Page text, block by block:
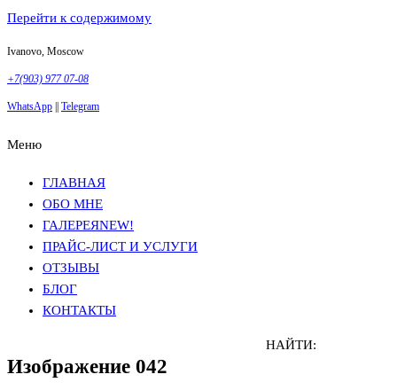
Перейти к содержимому
Ivanovo, Moscow
+7(903) 977 07-08
WhatsApp Telegram
Меню
ГЛАВНАЯ
ОБО МНЕ
ГАЛЕРЕЯNEW!
ПРАЙС-ЛИСТ И УСЛУГИ
ОТЗЫВЫ
БЛОГ
КОНТАКТЫ
Изображение 042
НАЙТИ: